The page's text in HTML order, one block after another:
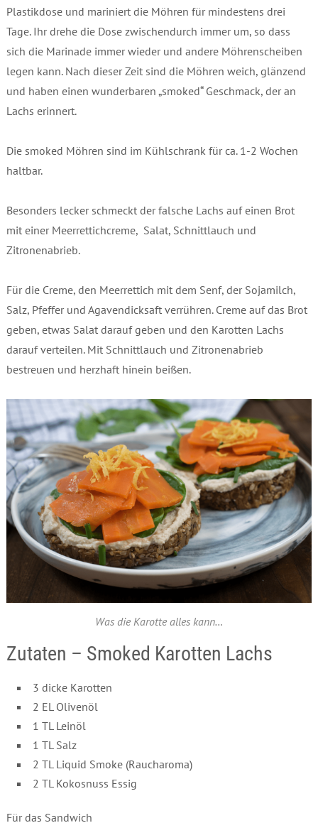
Plastikdose und mariniert die Möhren für mindestens drei
Tage. Ihr drehe die Dose zwischendurch immer um, so dass
sich die Marinade immer wieder und andere Möhrenscheiben
legen kann. Nach dieser Zeit sind die Möhren weich, glänzend
und haben einen wunderbaren „smoked“ Geschmack, der an
Lachs erinnert.
Die smoked Möhren sind im Kühlschrank für ca. 1-2 Wochen
haltbar.
Besonders lecker schmeckt der falsche Lachs auf einen Brot
mit einer Meerrettichcreme, Salat, Schnittlauch und
Zitronenabrieb.
Für die Creme, den Meerrettich mit dem Senf, der Sojamilch,
Salz, Pfeffer und Agavendicksaft verrühren. Creme auf das Brot
geben, etwas Salat darauf geben und den Karotten Lachs
darauf verteilen. Mit Schnittlauch und Zitronenabrieb
bestreuen und herzhaft hinein beißen.
Was die Karotte alles kann…
Zutaten – Smoked Karotten Lachs
3 dicke Karotten
2 EL Olivenöl
1 TL Leinöl
1 TL Salz
2 TL Liquid Smoke (Raucharoma)
2 TL Kokosnuss Essig
Für das Sandwich